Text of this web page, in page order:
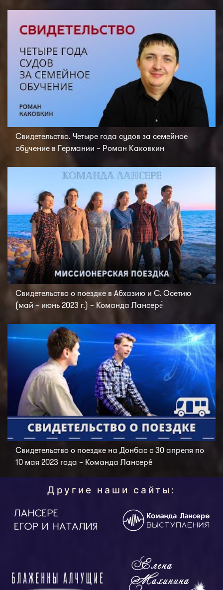
Свидетельство. Четыре года судов за семейное
обучение в Германии – Роман Каковкин
Свидетельство о поездке в Абхазию и С. Осетию
(май – июнь 2023 г.) – Команда Лансере́
Свидетельство о поездке на Донбас с 30 апреля по
10 мая 2023 года – Команда Лансерé
Другие наши сайты: